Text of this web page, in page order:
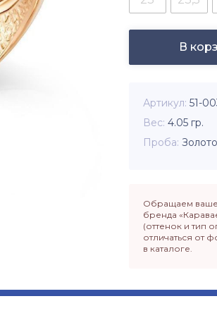
В
Артикул 51-
Вес 4.05гр.
Проба
Обращаем ваше
бренда
(оттенок и тип
отличаться от
в каталоге.